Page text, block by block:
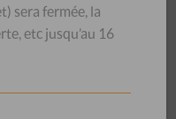
sera fermée, la
etc jusqu’au 16